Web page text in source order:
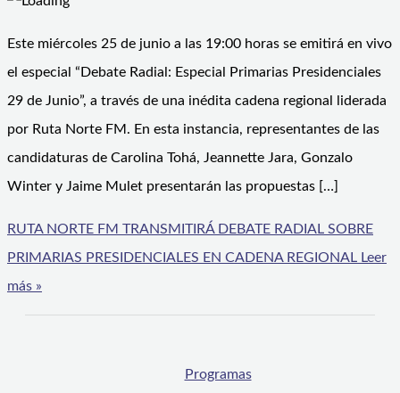
Este miércoles 25 de junio a las 19:00 horas se emitirá en vivo
el especial “Debate Radial: Especial Primarias Presidenciales
29 de Junio”, a través de una inédita cadena regional liderada
por Ruta Norte FM. En esta instancia, representantes de las
candidaturas de Carolina Tohá, Jeannette Jara, Gonzalo
Winter y Jaime Mulet presentarán las propuestas […]
RUTA NORTE FM TRANSMITIRÁ DEBATE RADIAL SOBRE
PRIMARIAS PRESIDENCIALES EN CADENA REGIONAL Leer
más »
Programas